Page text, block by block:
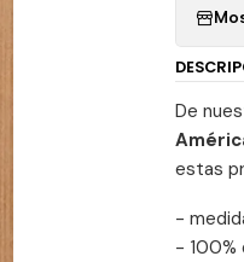
De
estas
-
- 100%